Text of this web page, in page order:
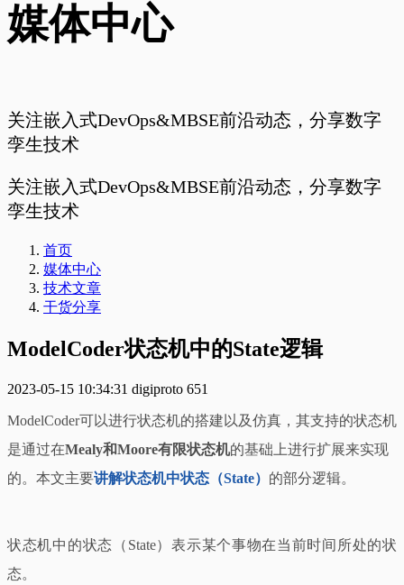
媒体中心
关注嵌入式DevOps&MBSE前沿动态，分享数字
孪生技术
关注嵌入式DevOps&MBSE前沿动态，分享数字
孪生技术
首页
媒体中心
技术文章
干货分享
ModelCoder状态机中的State逻辑
2023-05-15 10:34:31 digiproto 651
ModelCoder可以进行状态机的搭建以及仿真，其支持的状态机
是通过在Mealy和Moore有限状态机的基础上进行扩展来实现
的。本文主要讲解状态机中状态（State） 的部分逻辑。
状态机中的状态（State）表示某个事物在当前时间所处的状
态。